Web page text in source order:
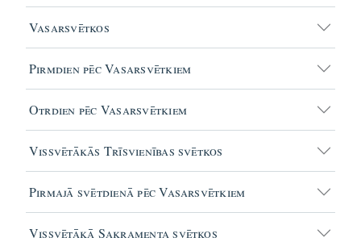
Vasarsvētkos
Pirmdien pēc Vasarsvētkiem
Otrdien pēc Vasarsvētkiem
Vissvētākās Trīsvienības svētkos
Pirmajā svētdienā pēc Vasarsvētkiem
Vissvētākā Sakramenta svētkos